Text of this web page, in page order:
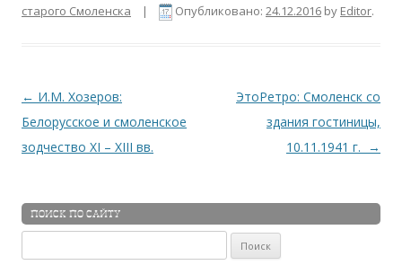
старого Смоленска | Опубликовано: 24.12.2016 by Editor.
Навигация по записям
← И.М. Хозеров:
Белорусское и смоленское
зодчество XI – XIII вв.
ЭтоРетро: Смоленск со
здания гостиницы,
10.11.1941 г. →
ПОИСК ПО САЙТУ